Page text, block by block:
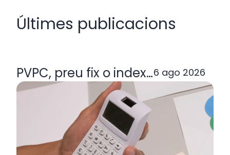
Últimes publicacions
PVPC, preu fix o indexada: quina
6 ago 2026